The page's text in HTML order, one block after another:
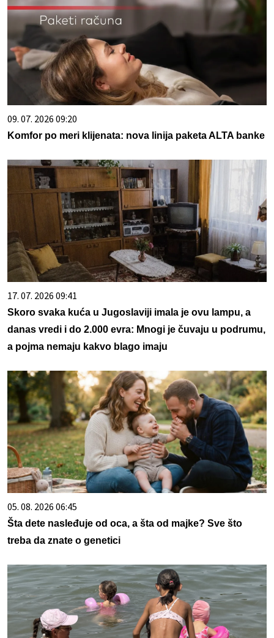
09. 07. 2026 09:20
Komfor po meri klijenata: nova linija paketa ALTA banke
17. 07. 2026 09:41
Skoro svaka kuća u Jugoslaviji imala je ovu lampu, a
danas vredi i do 2.000 evra: Mnogi je čuvaju u podrumu,
a pojma nemaju kakvo blago imaju
05. 08. 2026 06:45
Šta dete nasleđuje od oca, a šta od majke? Sve što
treba da znate o genetici